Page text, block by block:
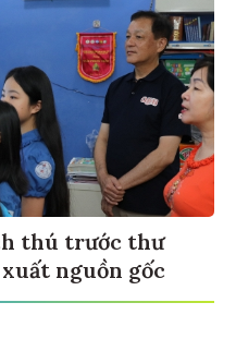
thú trước thư
nguồn gốc